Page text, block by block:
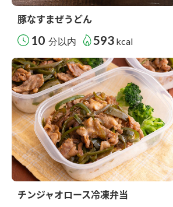
豚なすまぜうどん
10 分以内 593 kcal
チンジャオロース冷凍弁当